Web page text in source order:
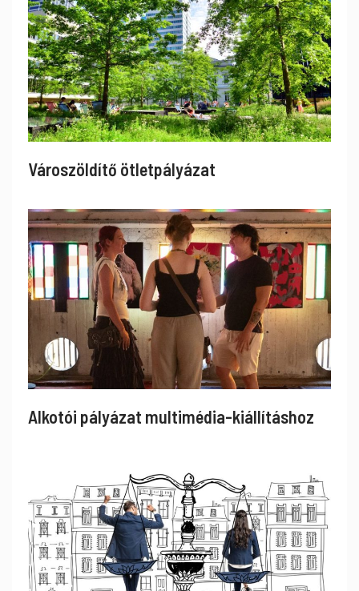
Városzöldítő ötletpályázat
Alkotói pályázat multimédia-kiállításhoz